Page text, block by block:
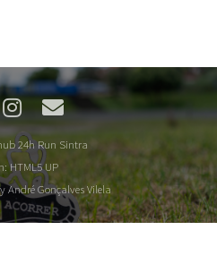
24h Run Sintra
HTML5 UP
André Gonçalves Vilela